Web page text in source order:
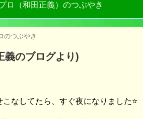
ロ（和田正義）のつぶやき
のつぶやき
義のブログより)
なしてたら、すぐ夜になりました⭐️